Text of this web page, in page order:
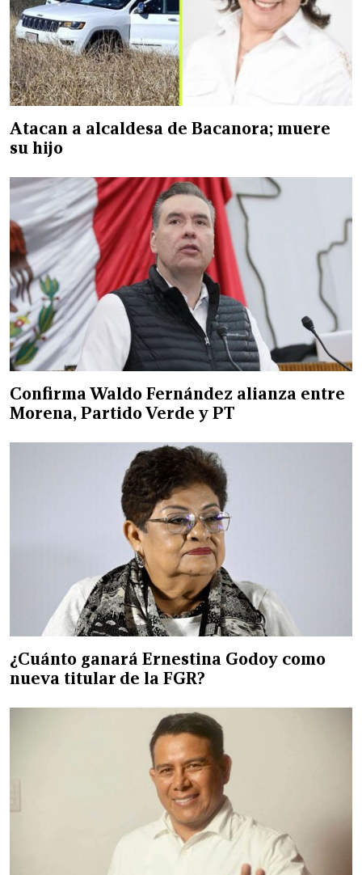
Atacan a alcaldesa de Bacanora; muere
su hijo
Confirma Waldo Fernández alianza entre
Morena, Partido Verde y PT
¿Cuánto ganará Ernestina Godoy como
nueva titular de la FGR?